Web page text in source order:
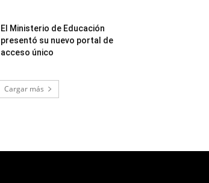
El Ministerio de Educación
presentó su nuevo portal de
acceso único
Cargar más